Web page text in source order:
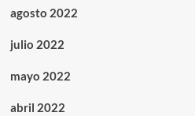
agosto 2022
julio 2022
mayo 2022
abril 2022